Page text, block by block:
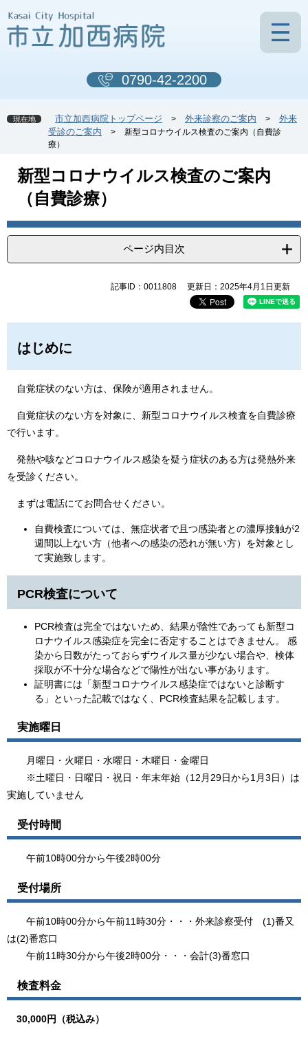
ー
ジ
。
ニ
ュ
て
0790-42-2200
現在地 市立加西病院トップページ > 外来診察のご案内 >
外来
受診のご案内
>
新型コロナウイルス検査のご案内（自費診
療）
新型コロナウイルス検査のご案内
（自費診療）
ページ内目次
記事ID：0011808 更新日：2025年4月1日更新
はじめに
自覚症状のない方は、保険が適用されません。
自覚症状のない方を対象に、新型コロナウイルス検査を自費診療
で行います。
発熱や咳などコロナウイルス感染を疑う症状のある方は発熱外来
を受診ください。
まずは電話にてお問合せください。
自費検査については、無症状者で且つ感染者との濃厚接触が2
週間以上ない方（他者への感染の恐れが無い方）を対象とし
て実施致します。
PCR検査について
PCR検査は完全ではないため、結果が陰性であっても新型コ
ロナウイルス感染症を完全に否定することはできません。 感
染から日数がたっておらずウイルス量が少ない場合や、検体
採取が不十分な場合などで陽性が出ない事があります。
証明書には「新型コロナウイルス感染症ではないと診断す
る」といった記載ではなく、PCR検査結果を記載します。
実施曜日
月曜日・火曜日・水曜日・木曜日・金曜日
※土曜日・日曜日・祝日・年末年始（12月29日から1月3日）は
実施していません
受付時間
午前10時00分から午後2時00分
受付場所
午前10時00分から午前11時30分・・・外来診察受付 (1)番又
は(2)番窓口
午前11時30分から午後2時00分・・・会計(3)番窓口
検査料金
30,000円（税込み）